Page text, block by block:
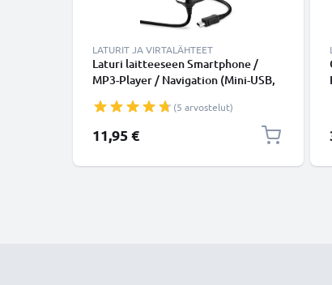
LATURIT JA VIRTALÄHTEET
Laturi laitteeseen Smartphone /
MP3-Player / Navigation (Mini-USB,
2000mA, 1,2m latausjohto, laturi
(5 arvostelut)
11,95 €